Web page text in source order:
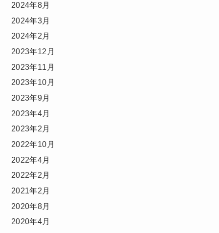
2024年8月
2024年3月
2024年2月
2023年12月
2023年11月
2023年10月
2023年9月
2023年4月
2023年2月
2022年10月
2022年4月
2022年2月
2021年2月
2020年8月
2020年4月